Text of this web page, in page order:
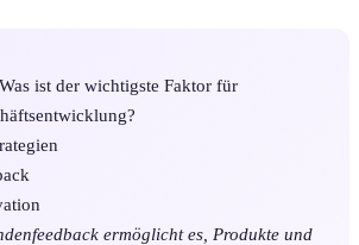
Was ist der wichtigste Faktor für
ermöglicht es, Produkte und